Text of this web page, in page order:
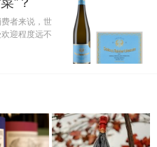
者来说，世
迎程度远不